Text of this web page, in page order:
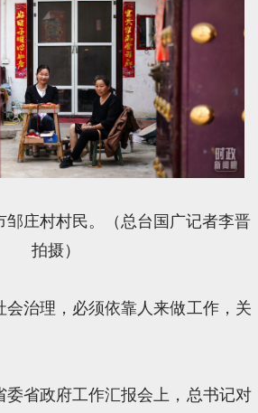
庄村村民。（总台国广记者李晋
拍摄）
会治理，必须依靠人来做工作，关
委省政府工作汇报会上，总书记对